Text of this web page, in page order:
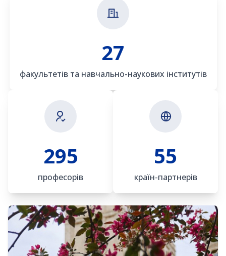
27
факультетів та навчально-наукових інститутів
295
професорів
55
країн-партнерів